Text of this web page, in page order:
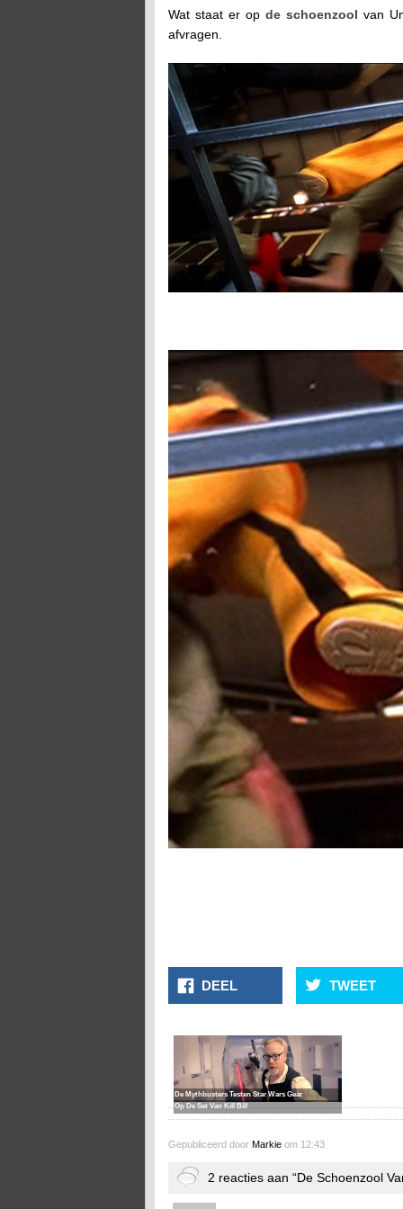
Wat staat er opde schoenzool van
afvragen.
DEEL TWEET
De Mythbusters Testen Star Wars Gear
Op De Set Van Kill Bill
Gepubliceerd door Markie om 12:43
2 reacties aan “De Schoenzool